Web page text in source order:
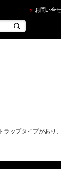
お問い合せ
ップタイプがあり